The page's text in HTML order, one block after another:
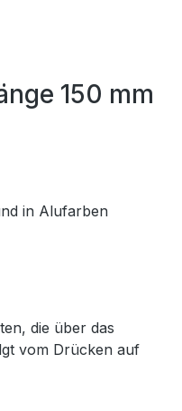
150 mm
in Alufarben
die über das
vom Drücken auf